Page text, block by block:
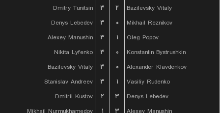
Dmitry Tunitsin
۳ ۲
Bazilevsky Vitaly
Denys Lebedev
۳ ۰
Mikhail Reznikov
Alexey Manushin
۳ ۱
Oleg Popov
Nikita Lyfenko
۳ ۰
Konstantin Bystrushkin
Bazilevsky Vitaly
۳ ۰
Alexander Klavdenkov
Stanislav Andreev
۳ ۱
Vasiliy Rudenko
Dmitrii Kustov
۲ ۳
Denys Lebedev